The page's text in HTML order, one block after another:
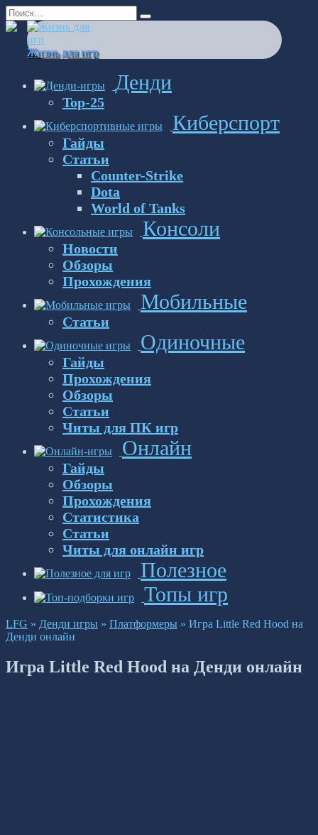
Перейти
к
содержанию
Search
for:
Жизнь для игр
Денди
Top-25
Киберспорт
Гайды
Статьи
Counter-Strike
Dota
World of Tanks
Консоли
Новости
Обзоры
Прохождения
Мобильные
Статьи
Одиночные
Гайды
Прохождения
Обзоры
Статьи
Читы для ПК игр
Онлайн
Гайды
Обзоры
Прохождения
Статистика
Статьи
Читы для онлайн игр
Полезное
Топы игр
LFG » Денди игры » Платформеры » Игра Little Red Hood на
Денди онлайн
Игра Little Red Hood на Денди онлайн